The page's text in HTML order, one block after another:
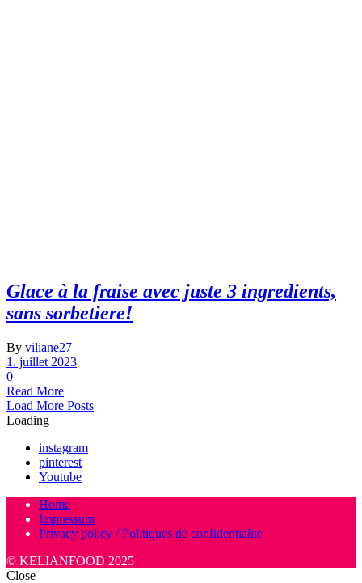
Glace à la fraise avec juste 3 ingredients,
sans sorbetiere!
By viliane27
1. juillet 2023
0
Read More
Posts
Navigation
Load More Posts
Loading
instagram
pinterest
Youtube
Home
Impressum
Privacy policy / Politiques de confidentialite
© KELIANFOOD 2025
Close